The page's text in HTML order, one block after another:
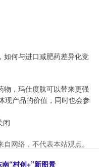
如何与进口减肥药差异化竞
物，玛仕度肽可以带来更强
现产品的价值，同时也会参
闭
网络，不代表本站观点。
“村创+”新图景